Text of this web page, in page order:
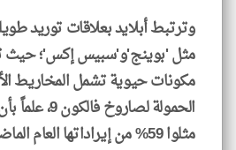
وترتبط أبلايد بعلاقات توريد
مثل 'بوينج'و'سبيس إكس'؛ حيث
مكونات حيوية تشمل المخاريط
الحمولة لصاروخ
مثلوا 59% من إيراداتها العام الماضي.